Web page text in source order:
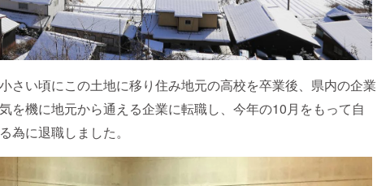
さい頃にこの土地に移り住み地元の高校を卒業後、県内の企業
を機に地元から通える企業に転職し、今年の10月をもって自
為に退職しました。